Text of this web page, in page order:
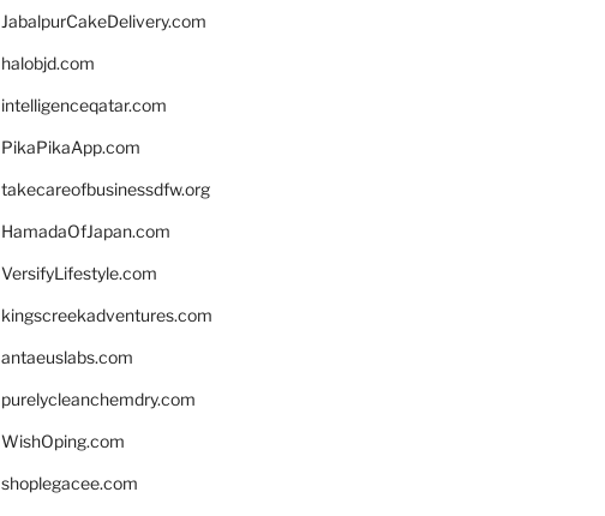
JabalpurCakeDelivery.com
halobjd.com
intelligenceqatar.com
PikaPikaApp.com
takecareofbusinessdfw.org
HamadaOfJapan.com
VersifyLifestyle.com
kingscreekadventures.com
antaeuslabs.com
purelycleanchemdry.com
WishOping.com
shoplegacee.com